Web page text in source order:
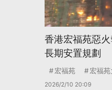
香港宏福苑惡
長期安置規劃
宏福苑 宏福
2026/2/10 20:09